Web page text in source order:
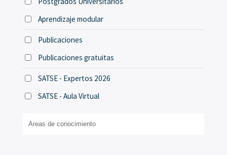
Aprendizaje modular
Publicaciones
Publicaciones gratuitas
SATSE - Expertos 2026
SATSE - Aula Virtual